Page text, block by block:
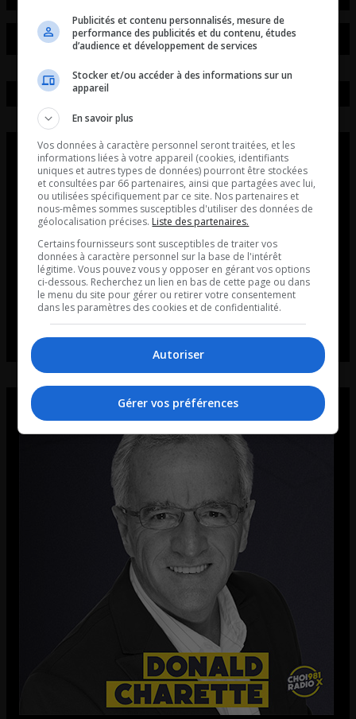
Publicités et contenu personnalisés, mesure de
performance des publicités et du contenu, études
d’audience et développement de services
Stocker et/ou accéder à des informations sur un
appareil
En savoir plus
Vos données à caractère personnel seront traitées, et les
informations liées à votre appareil (cookies, identifiants
uniques et autres types de données) pourront être stockées
et consultées par 66 partenaires, ainsi que partagées avec lui,
ou utilisées spécifiquement par ce site. Nos partenaires et
nous-mêmes sommes susceptibles d'utiliser des données de
géolocalisation précises. Liste des partenaires.
Certains fournisseurs sont susceptibles de traiter vos
données à caractère personnel sur la base de l'intérêt
légitime. Vous pouvez vous y opposer en gérant vos options
ci-dessous. Recherchez un lien en bas de cette page ou dans
le menu du site pour gérer ou retirer votre consentement
dans les paramètres des cookies et de confidentialité.
Autoriser
Gérer vos préférences